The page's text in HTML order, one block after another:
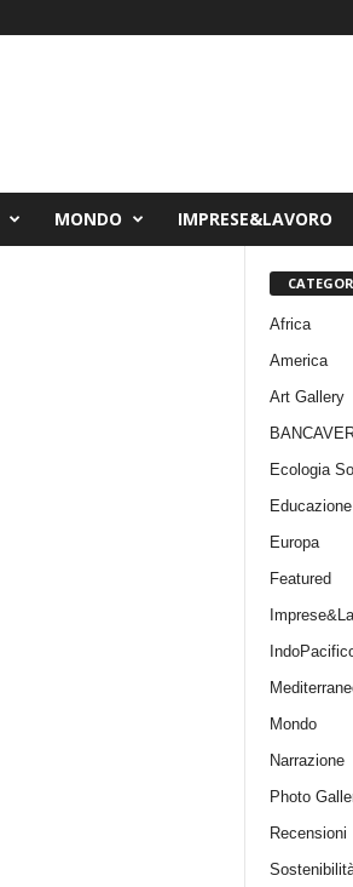
MONDO IMPRESE&LAVORO
Africa
America
Art Gallery
Ecologia
Europa
Featured
Mondo
Narrazione
Photo
Recensioni